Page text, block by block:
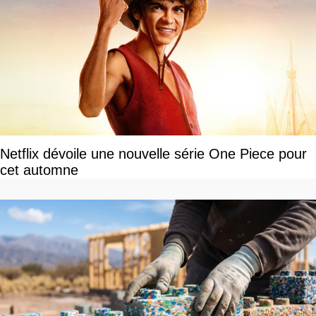
Netflix dévoile une nouvelle série One Piece pour
cet automne